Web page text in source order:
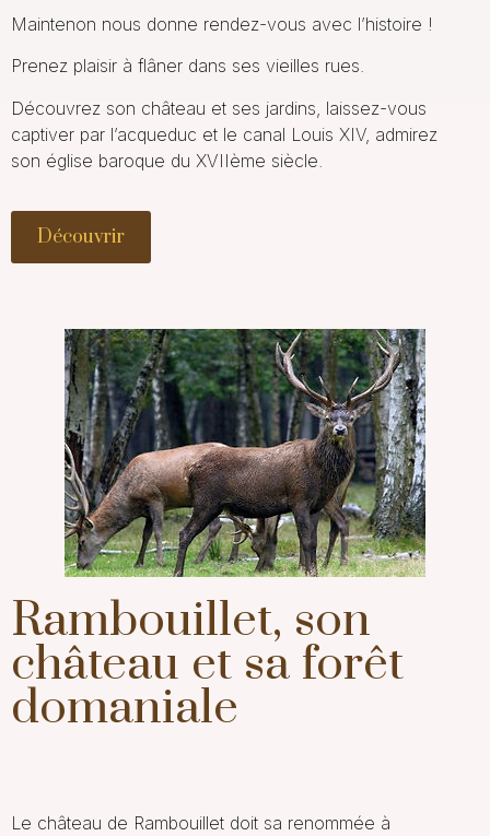
Maintenon nous donne rendez-vous avec l’histoire !
Prenez plaisir à flâner dans ses vieilles rues.
Découvrez son château et ses jardins , laissez-vous
captiver par l’acqueduc et le canal Louis XIV, admirez
son église baroque du XVIIème siècle.
Découvrir
Rambouillet, son
château et sa forêt
domaniale
Le château de Rambouillet doit sa renommée à